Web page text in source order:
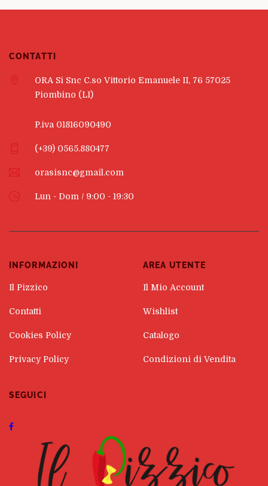
CONTATTI
(+39) 0565.880477
ORA Si Snc C.so Vittorio Emanuele II, 76 57025
Piombino (LI)
P.iva 01816090490
orasisnc@gmail.com
Lun - Dom / 9:00 - 19:30
INFORMAZIONI
Il Pizzico
Contatti
Cookies Policy
Privacy Policy
AREA UTENTE
Il Mio Account
Wishlist
Catalogo
Condizioni di Vendita
SEGUICI